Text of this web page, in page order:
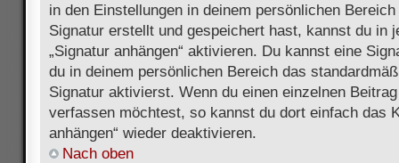
in den Einstellungen in deinem persönlichen
Signatur erstellt und gespeichert hast, kannst du in
„Signatur anhängen“ aktivieren. Du kannst eine
du in deinem persönlichen Bereich das
Signatur aktivierst. Wenn du einen einzelnen
verfassen möchtest, so kannst du dort einfach das
anhängen“ wieder deaktivieren.
Nach oben